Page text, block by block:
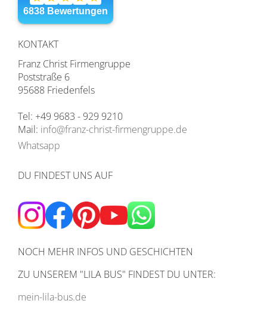
KONTAKT
Franz Christ Firmengruppe
Poststraße 6
95688 Friedenfels
Tel: +49 9683 - 929 9210
Mail: info@franz-christ-firmengruppe.de
Whatsapp
DU FINDEST UNS AUF
NOCH MEHR INFOS UND GESCHICHTEN
ZU UNSEREM "LILA BUS" FINDEST DU UNTER:
mein-lila-bus.de